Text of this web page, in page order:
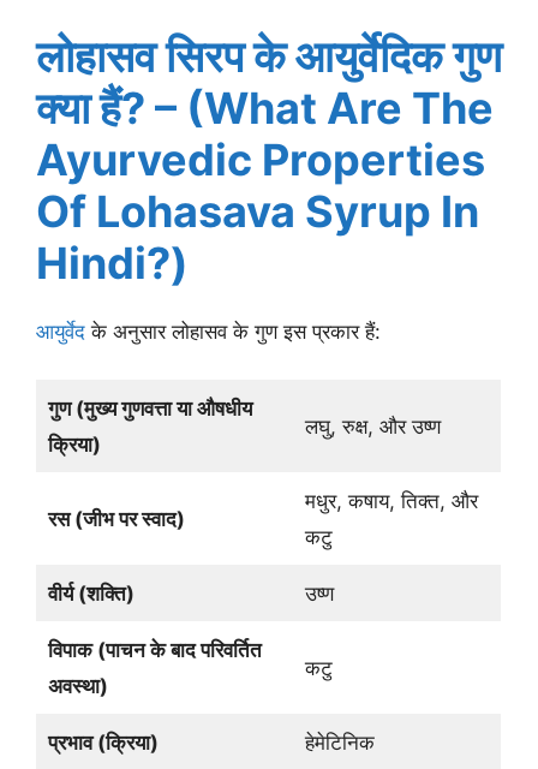
लोहासव सिरप के आयुर्वेदिक गुण
क्या हैं? – (What Are The
Ayurvedic Properties
Of Lohasava Syrup In
Hindi?)
आयुर्वेद के अनुसार लोहासव के गुण इस प्रकार हैं:
गुण (मुख्य गुणवत्ता या औषधीय
क्रिया)
लघु, रुक्ष, और उष्ण
रस (जीभ पर स्वाद)
मधुर, कषाय, तिक्त, और
कटु
वीर्य (शक्ति) उष्ण
विपाक (पाचन के बाद परिवर्तित
अवस्था)
कटु
प्रभाव (क्रिया) हेमेटिनिक